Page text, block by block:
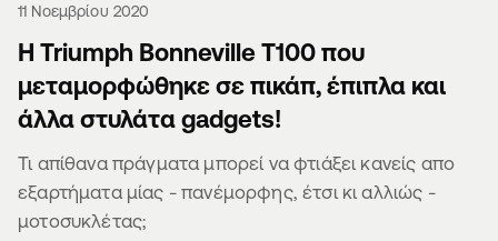
11 Νοεμβρίου 2020
Η Triumph Bonneville T100 που
μεταμορφώθηκε σε πικάπ, έπιπλα και
άλλα στυλάτα gadgets!
Τι απίθανα πράγματα μπορεί να φτιάξει κανείς απο
εξαρτήματα μίας - πανέμορφης, έτσι κι αλλιώς -
μοτοσυκλέτας;